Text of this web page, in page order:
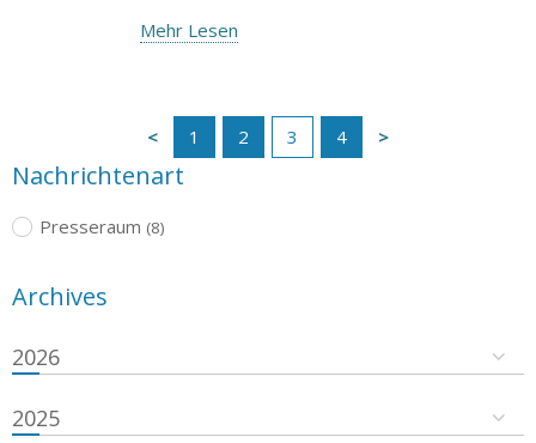
Mehr Lesen
1 2 3 4
Nachrichtenart
Presseraum (8)
Archives
2026
2025